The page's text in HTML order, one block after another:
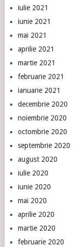
iulie 2021
iunie 2021
mai 2021
aprilie 2021
martie 2021
februarie 2021
ianuarie 2021
decembrie 2020
noiembrie 2020
octombrie 2020
septembrie 2020
august 2020
iulie 2020
iunie 2020
mai 2020
aprilie 2020
martie 2020
februarie 2020